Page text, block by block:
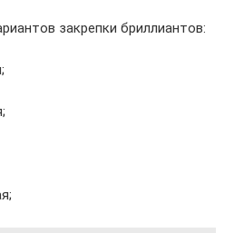
закрепки бриллиантов: